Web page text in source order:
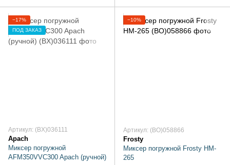
−17%
ПОД ЗАКАЗ
Артикул: (BX)036111
Apach
Миксер погружной
AFM350VVC300 Apach (ручной)
−10%
Артикул: (BO)058866
Frosty
Миксер погружной Frosty HM-
265